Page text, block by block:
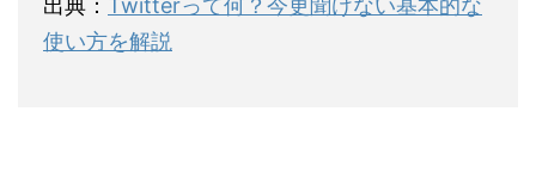
出典： Twitterって何？今更聞けない基本的な
使い方を解説